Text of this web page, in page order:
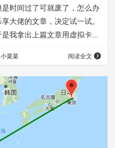
时间过了可就废了，怎么办
大佬的文章，决定试一试。
我拿出上篇文章用虚拟卡注
我上一篇文章: 谷歌云平台
下边讲一下续命的步骤
过期的Google账号，查看
进入打开面板 …
小菜菜 阅读全文